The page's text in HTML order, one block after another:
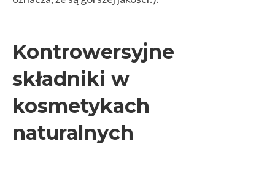
Kontrowersyjne
składniki w
kosmetykach
naturalnych